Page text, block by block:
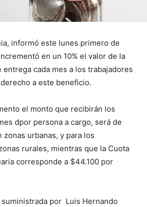
informó este lunes primero de
en un 10% el valor de la
cada mes a los trabajadores
a este beneficio.
el monto que recibirán los
dpor persona a cargo, será de
urbanas, y para los
rurales, mientras que la Cuota
corresponde a $44.100 por
por Luis Hernando